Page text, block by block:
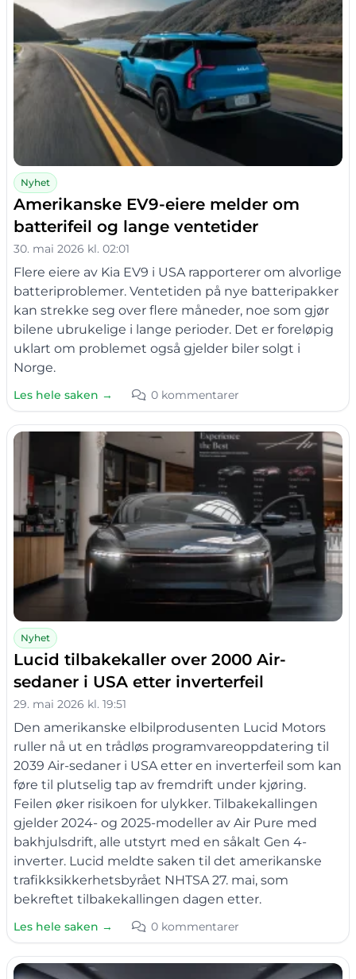
Nyhet
Amerikanske EV9-eiere melder om
batterifeil og lange ventetider
30. mai 2026 kl. 02:01
Flere eiere av Kia EV9 i USA rapporterer om alvorlige
batteriproblemer. Ventetiden på nye batteripakker
kan strekke seg over flere måneder, noe som gjør
bilene ubrukelige i lange perioder. Det er foreløpig
uklart om problemet også gjelder biler solgt i
Norge.
Les hele saken → 0 kommentarer
Nyhet
Lucid tilbakekaller over 2000 Air-
sedaner i USA etter inverterfeil
29. mai 2026 kl. 19:51
Den amerikanske elbilprodusenten Lucid Motors
ruller nå ut en trådløs programvareoppdatering til
2039 Air-sedaner i USA etter en inverterfeil som kan
føre til plutselig tap av fremdrift under kjøring.
Feilen øker risikoen for ulykker. Tilbakekallingen
gjelder 2024- og 2025-modeller av Air Pure med
bakhjulsdrift, alle utstyrt med en såkalt Gen 4-
inverter. Lucid meldte saken til det amerikanske
trafikksikkerhetsbyrået NHTSA 27. mai, som
bekreftet tilbakekallingen dagen etter.
Les hele saken → 0 kommentarer